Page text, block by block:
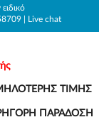
Live chat
ΤΙΜΉΣ
ΠΑΡΆΔΟΣΗ